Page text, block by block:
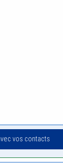
vos contacts